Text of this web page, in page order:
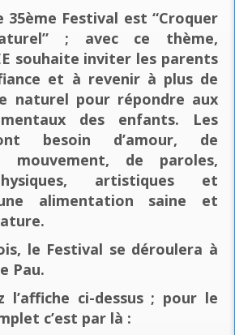
35ème Festival est “Croquer
; avec ce thème,
souhaite inviter les parents
et à revenir à plus de
naturel pour répondre aux
des enfants. Les
besoin d’amour, de
mouvement, de paroles,
artistiques et
alimentation saine et
le Festival se déroulera à
Pau.
l’affiche ci-dessus ; pour le
c’est par là :